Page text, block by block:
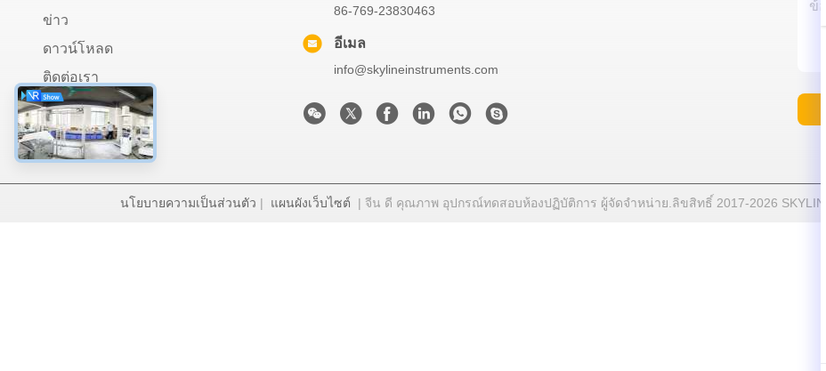
ข่าว
ดาวน์โหลด
ติดต่อเรา
86-769-23830463
อีเมล
info@skylineinstruments.com
นโยบายความเป็นส่วนตัว | แผนผังเว็บไซต์ | จีน ดี คุณภาพ อุปกรณ์ทดสอบห้องปฏิบัติการ ผู้จัดจําหน่าย.ลิขสิทธิ์ 2017-2026